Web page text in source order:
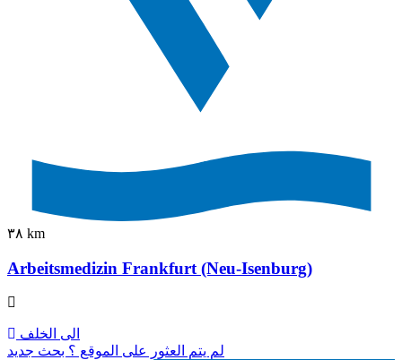
٣٨ km
Arbeitsmedizin Frankfurt (Neu-Isenburg)
الى الخلف
لم يتم العثور على الموقع ؟ بحث جديد